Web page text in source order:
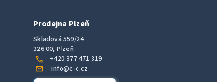
Prodejna Plzeň
Skladová 559/24
326 00, Plzeň
call +420 377 471 319
mail info@c-c.cz